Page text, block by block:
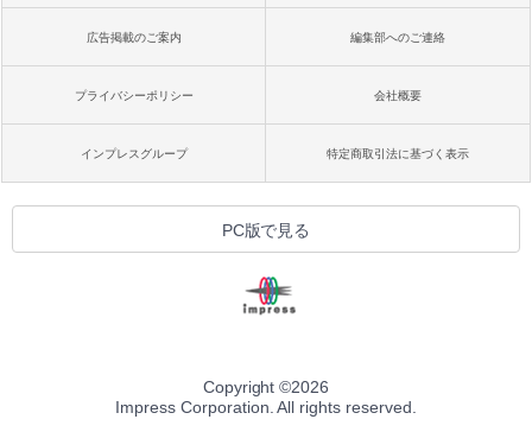
広告掲載のご案内 編集部へのご連絡
プライバシーポリシー 会社概要
インプレスグループ 特定商取引法に基づく表示
PC版で見る
Copyright ©2026
Impress Corporation. All rights reserved.